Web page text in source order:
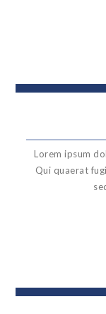
Lorem ipsum
Qui quaerat